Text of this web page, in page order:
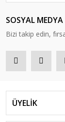
SOSYAL MEDYA
Bizi takip edin,
ÜYELİK